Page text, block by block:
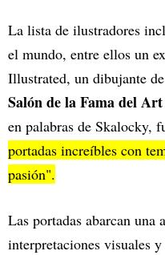
La lista de ilustradores
el mundo, entre ellos un
Illustrated, un dibujante
Salón de la Fama delArt
en palabras de Skalocky,
portadas increíbles con
pasión".
Las portadas abarcan una
interpretaciones visuales